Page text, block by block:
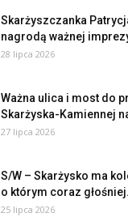
Skarżyszczanka
nagrodą ważnej
28 lipca 2026
Ważna ulica i most do
Skarżyska-Kamiennej
27 lipca 2026
S/W – Skarżysko ma
o którym coraz
25 lipca 2026